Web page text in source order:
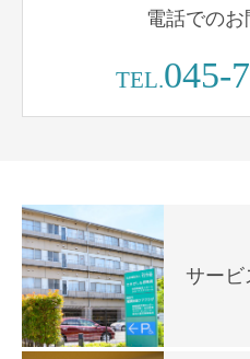
電話での
TEL.045-
サービ